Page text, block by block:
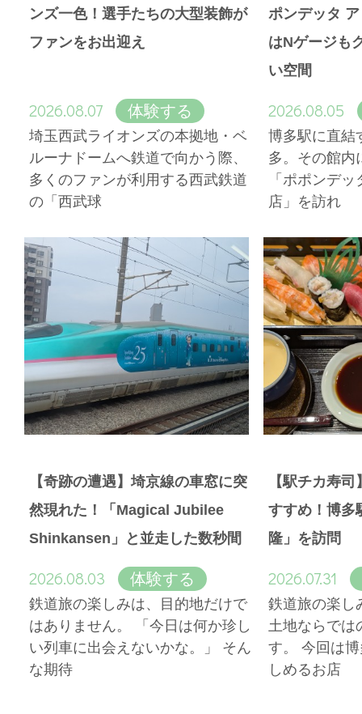
ンズ一色！選手たちの大型装飾が
ファンをお出迎え
2026.08.07 体験する
埼玉西武ライオンズの本拠地・ベ
ルーナドームへ鉄道で向かう際、
多くのファンが利用する西武鉄道
の「西武球
ポンデッタ
はNゲージも
い空間
2026.08.05
博多駅に直結
多。その館内
「ポポンデ
店」を訪れ
【奇跡の遭遇】埼京線の車窓に突
然現れた！「Magical Jubilee
Shinkansen」と並走した数秒間
2026.08.03 体験する
鉄道旅の楽しみは、目的地だけで
はありません。 「今日は何か珍し
い列車に出会えないかな。」 そん
な期待
【駅チカ寿
すすめ！博多
隆」を訪問
2026.07.31
鉄道旅の楽し
土地ならでは
す。 今回は
しめるお店